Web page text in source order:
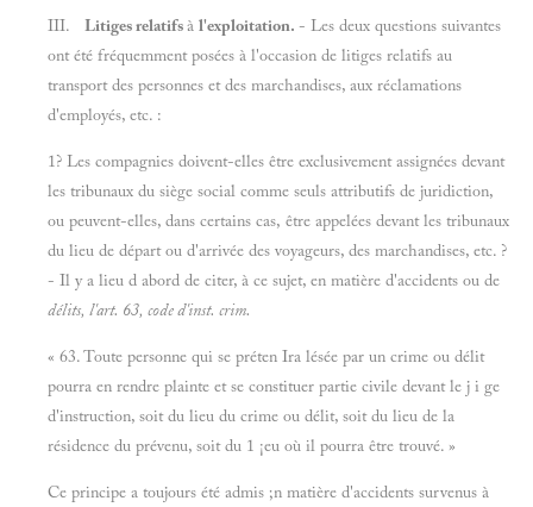
III. Litiges relatifsà l'exploitation. - Les deux questions suivantes
ont été fréquemment posées à l'occasion de litiges relatifs au
transport des personnes et des marchandises, aux réclamations
d'employés, etc. :
1? Les compagnies doivent-elles être exclusivement assignées devant
les tribunaux du siège social comme seuls attributifs de juridiction,
ou peuvent-elles, dans certains cas, être appelées devant les tribunaux
du lieu de départ ou d'arrivée des voyageurs, des marchandises, etc. ?
- Il y a lieu d abord de citer, à ce sujet, en matière d'accidents ou de
délits, l'art. 63, code d'inst. crim.
« 63. Toute personne qui se préten Ira lésée par un crime ou délit
pourra en rendre plainte et se constituer partie civile devant le j i ge
d'instruction, soit du lieu du crime ou délit, soit du lieu de la
résidence du prévenu, soit du 1 ¡eu où il pourra être trouvé. »
Ce principe a toujours été admis ;n matière d'accidents survenus à